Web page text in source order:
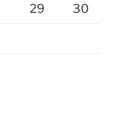
29 30